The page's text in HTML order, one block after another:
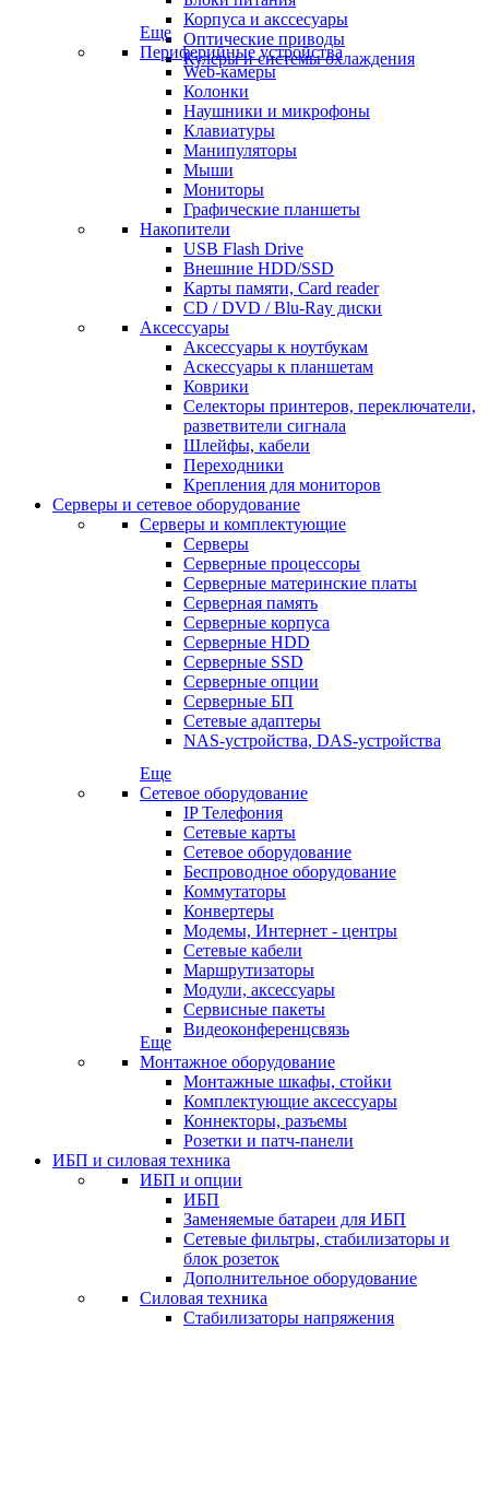
Корпуса и акссесуары
Оптические приводы
Кулеры и системы охлаждения
Еще
Периферийные устройства
Web-камеры
Колонки
Наушники и микрофоны
Клавиатуры
Манипуляторы
Мыши
Мониторы
Графические планшеты
Накопители
USB Flash Drive
Внешние HDD/SSD
Карты памяти, Card reader
CD / DVD / Blu-Ray диски
Аксессуары
Аксессуары к ноутбукам
Аскессуары к планшетам
Коврики
Селекторы принтеров, переключатели,
разветвители сигнала
Шлейфы, кабели
Переходники
Крепления для мониторов
Серверы и сетевое оборудование
Серверы и комплектующие
Серверы
Серверные процессоры
Серверные материнские платы
Серверная память
Серверные корпуса
Серверные HDD
Серверные SSD
Серверные опции
Серверные БП
Сетевые адаптеры
NAS-устройства, DAS-устройства
Еще
Сетевое оборудование
IP Телефония
Сетевые карты
Сетевое оборудование
Беспроводное оборудование
Коммутаторы
Конвертеры
Модемы, Интернет - центры
Сетевые кабели
Маршрутизаторы
Модули, аксессуары
Сервисные пакеты
Видеоконференцсвязь
Еще
Монтажное оборудование
Монтажные шкафы, стойки
Комплектующие аксессуары
Коннекторы, разъемы
Розетки и патч-панели
ИБП и силовая техника
ИБП и опции
ИБП
Заменяемые батареи для ИБП
Сетевые фильтры, стабилизаторы и
блок розеток
Дополнительное оборудование
Силовая техника
Стабилизаторы напряжения